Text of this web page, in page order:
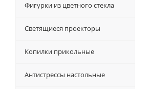
Фигурки из цветного стекла
Светящиеся проекторы
Копилки прикольные
Антистрессы настольные